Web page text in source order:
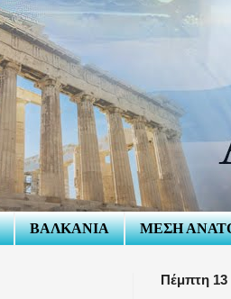
ΒΑΛΚΑΝΙΑ ΜΕΣΗ
Πέμπτη